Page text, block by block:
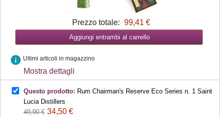
Prezzo totale: 99,41 €
Aggiungi entrambi al carrello
info Ultimi articoli in magazzino
Mostra dettagli
Questo prodotto: Rum Chairman's Reserve Eco Series n. 1 Saint
Lucia Distillers
49,90 € 34,50 €